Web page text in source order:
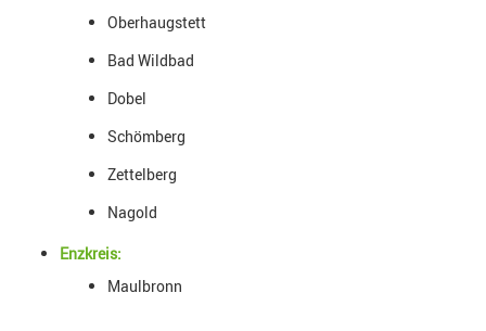
Oberhaugstett
Bad Wildbad
Dobel
Schömberg
Zettelberg
Nagold
Enzkreis:
Maulbronn